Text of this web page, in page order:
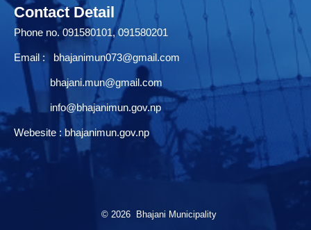
Contact Detail
Phone no. 091580101, 091580201
Email : bhajanimun073@gmail.com
bhajani.mun@gmail.com
info@bhajanimun.gov.np
Webesite : bhajanimun.gov.np
© 2026 Bhajani Municipality